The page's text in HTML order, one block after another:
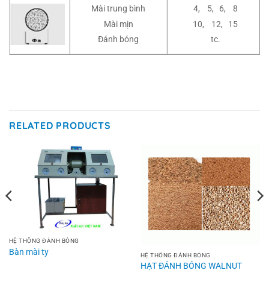
Mài trung bình
Mài mịn
Đánh bóng
4, 5, 6, 8
10, 12, 15
tc.
RELATED PRODUCTS
HỆ THỐNG ĐÁNH BÓNG
Bàn mài ty HỆ THỐNG ĐÁNH BÓNG
HẠT ĐÁNH BÓNG WALNUT